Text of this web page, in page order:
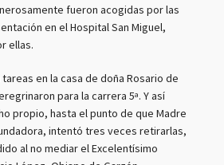
fueron acogidas por las
en el Hospital San Miguel,
ellas.
en la casa de doña Rosario de
para la carrera 5ª. Y así
propio, hasta el punto de que Madre
intentó tres veces retirarlas,
al no mediar el Excelentísimo